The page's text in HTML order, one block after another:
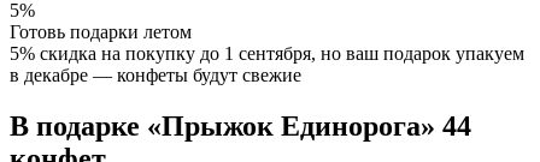
5%
Готовь подарки летом
5% скидка на покупку до 1 сентября, но ваш подарок упакуем
в декабре — конфеты будут свежие
В подарке «Прыжок Единорога» 44